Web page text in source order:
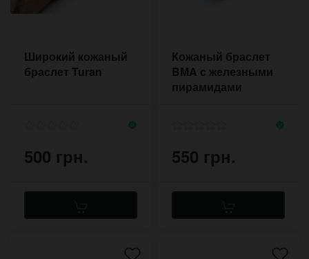
Широкий кожаный
браслет Turan
500 грн.
Кожаный браслет
BMA с железными
пирамидами
550 грн.